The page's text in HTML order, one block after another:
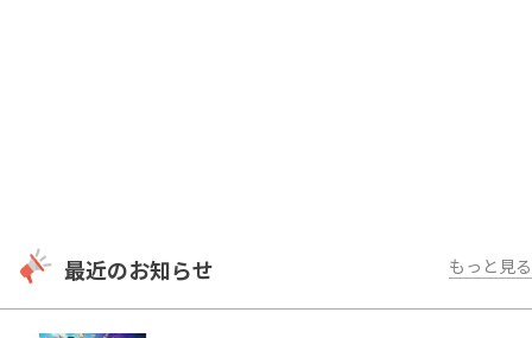
最近のお知らせ もっと見る